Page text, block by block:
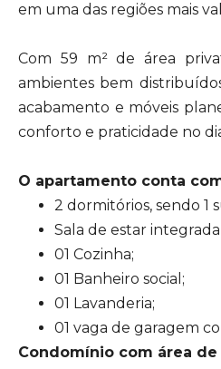
em uma das regiões mais
Com 59 m² de área
ambientes bem
acabamento e móveis
conforto e praticidade no
O apartamento conta
2 dormitórios, sendo 1
Sala de estar
01 Cozinha;
01 Banheiro social;
01 Lavanderia;
01 vaga de garagem
Condomínio com área